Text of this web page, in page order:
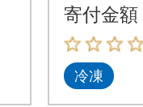
寄付金額
冷凍